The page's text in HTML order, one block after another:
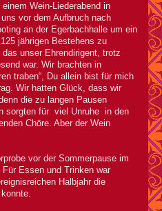
Wein-Liederabend in
vor dem Aufbruch nach
an der Egerbachhalle um ein
jährigen Bestehens zu
unser Ehrendirigent, trotz
war. Wir brachten in
traben“, Du allein bist für mich
Wir hatten Glück, dass wir
die zu langen Pausen
sorgten für viel Unruhe in den
Chöre. Aber der Wein
vor der Sommerpause im
Essen und Trinken war
Halbjahr die